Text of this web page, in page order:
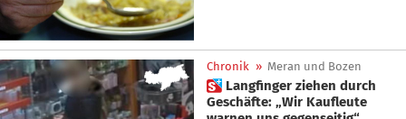
Chronik » Meran und Bozen
 Langfinger ziehen durch
Geschäfte: „Wir Kaufleute